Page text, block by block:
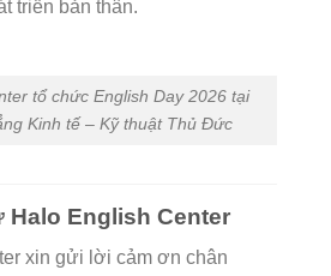
triển bản thân.
tổ chức English Day 2026 tại
Kinh tế – Kỹ thuật Thủ Đức
English Center
xin gửi lời cảm ơn chân